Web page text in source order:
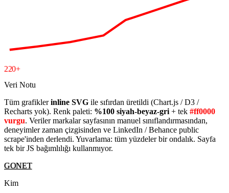
220+
Veri Notu
Tüm grafiklerinline SVG ile sıfırdan üretildi (Chart.js / D3 /
Recharts yok). Renk paleti: %100 siyah-beyaz-gri+ tek #ff0000
vurgu. Veriler markalar sayfasının manuel sınıflandırmasından,
deneyimler zaman çizgisinden ve LinkedIn / Behance public
scrape'inden derlendi. Yuvarlama: tüm yüzdeler bir ondalık. Sayfa
tek bir JS bağımlılığı kullanmıyor.
GONET
Kim